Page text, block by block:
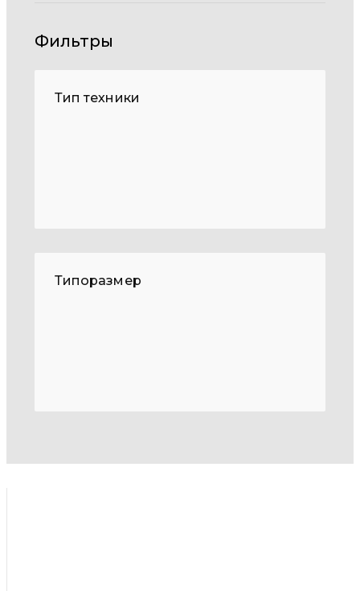
Фильтры
Тип техники
Типоразмер